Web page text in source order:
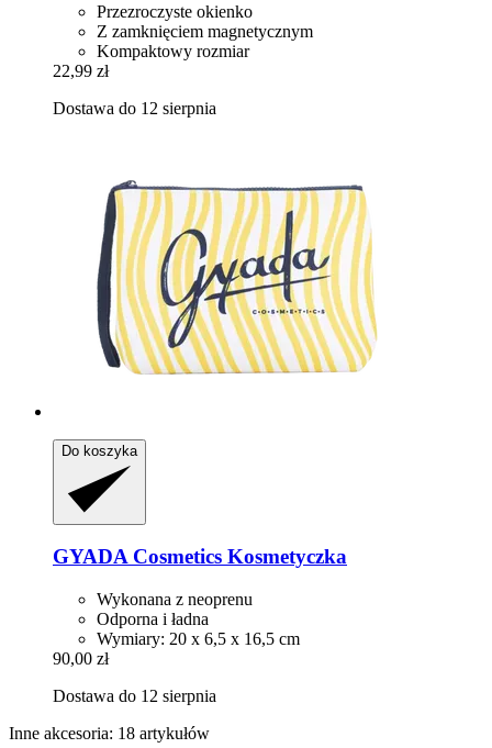
Przezroczyste okienko
Z zamknięciem magnetycznym
Kompaktowy rozmiar
22,99 zł
Dostawa do 12 sierpnia
Do koszyka
GYADA Cosmetics Kosmetyczka
Wykonana z neoprenu
Odporna i ładna
Wymiary: 20 x 6,5 x 16,5 cm
90,00 zł
Dostawa do 12 sierpnia
Inne akcesoria: 18 artykułów